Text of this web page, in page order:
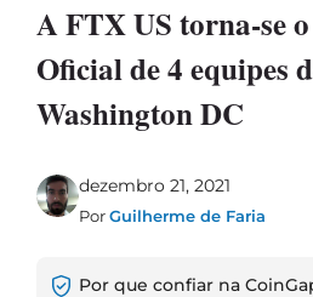
A FTX US torna-se
Oficial de 4 equipes
Washington DC
dezembro 21, 2021
PorGuilherme de Faria
Por que confiar na